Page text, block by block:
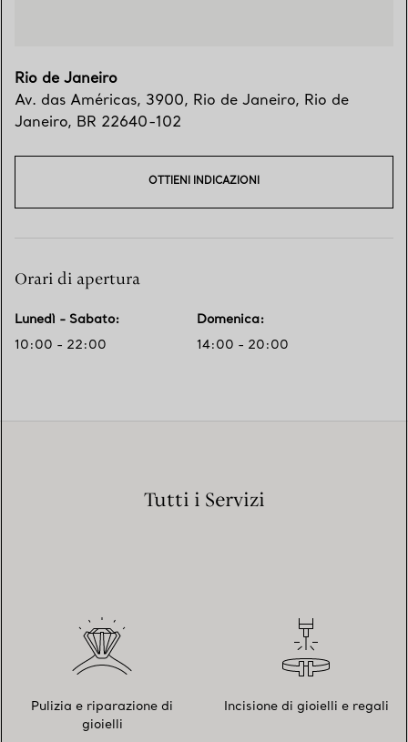
Rio de Janeiro
Av. das Américas, 3900, Rio de Janeiro, Rio de
Janeiro, BR 22640-102
OTTIENI INDICAZIONI
Orari di apertura
Lunedì - Sabato:
10:00 - 22:00
Domenica:
14:00 - 20:00
Tutti i Servizi
Pulizia e riparazione di
gioielli
Incisione di gioielli e regali